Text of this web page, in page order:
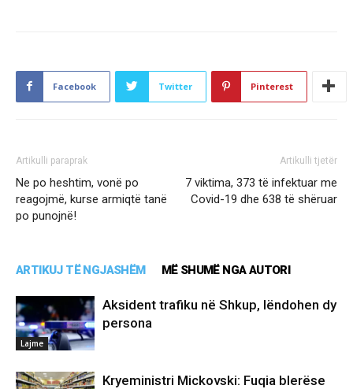
Facebook Twitter Pinterest
Artikulli paraprak
Ne po heshtim, vonë po
reagojmë, kurse armiqtë tanë
po punojnë!
Artikulli tjetër
7 viktima, 373 të infektuar me
Covid-19 dhe 638 të shëruar
ARTIKUJ TË NGJASHËM MË SHUMË NGA AUTORI
Lajme
Aksident trafiku në Shkup, lëndohen dy
persona
Kryeministri Mickovski: Fuqia blerëse